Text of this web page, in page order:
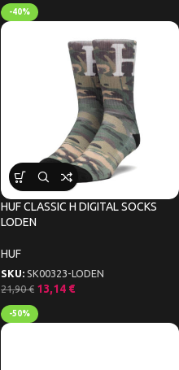
-40%
HUF CLASSIC H DIGITAL SOCKS
LODEN
HUF
SKU: SK00323-LODEN
21,90€ 13,14 €
-50%